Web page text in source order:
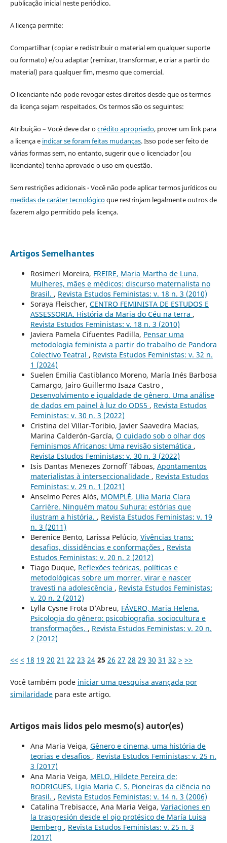
publicação inicial neste periódico.
A licença permite:
Compartilhar (copiar e redistribuir o material em qualquer suporte
ou formato) e/ou adaptar (remixar, transformar, e criar a partir do
material) para qualquer fim, mesmo que comercial.
O licenciante não pode revogar estes direitos desde que os termos
da licença sejam respeitados. Os termos são os seguintes:
Atribuição – Você deve dar ocrédito apropriado, prover um link para
a licença e indicar se foram feitas mudanças. Isso pode ser feito de
várias formas sem, no entanto, sugerir que o licenciador (ou
licenciante) tenha aprovado o uso em questão.
Sem restrições adicionais - Você não pode aplicar termos jurídicos ou
medidas de caráter tecnológicoque restrinjam legalmente outros de
fazerem algo permitido pela licença.
Artigos Semelhantes
Rosimeri Moreira, FREIRE, Maria Martha de Luna.
Mulheres, mães e médicos: discurso maternalista no
Brasil. , Revista Estudos Feministas: v. 18 n. 3 (2010)
Soraya Fleischer, CENTRO FEMINISTA DE ESTUDOS E
ASSESSORIA. História da Maria do Céu na terra ,
Revista Estudos Feministas: v. 18 n. 3 (2010)
Javiera Pamela Cifuentes Padilla, Pensar uma
metodologia feminista a partir do trabalho de Pandora
Colectivo Teatral , Revista Estudos Feministas: v. 32 n.
1 (2024)
Suelen Emilia Castiblanco Moreno, María Inés Barbosa
Camargo, Jairo Guillermo Isaza Castro ,
Desenvolvimento e igualdade de gênero. Uma análise
de dados em painel à luz do ODS5 , Revista Estudos
Feministas: v. 30 n. 3 (2022)
Cristina del Villar-Toribio, Javier Saavedra Macias,
Marina Calderón-García, O cuidado sob o olhar dos
Feminismos Africanos: Uma revisão sistemática ,
Revista Estudos Feministas: v. 30 n. 3 (2022)
Isis Dantas Menezes Zornoff Táboas, Apontamentos
materialistas à interseccionalidade , Revista Estudos
Feministas: v. 29 n. 1 (2021)
Anselmo Peres Alós, MOMPLÉ, Lília Maria Clara
Carrière. Ninguém matou Suhura: estórias que
ilustram a história. , Revista Estudos Feministas: v. 19
n. 3 (2011)
Berenice Bento, Larissa Pelúcio, Vivências trans:
desafios, dissidências e conformações , Revista
Estudos Feministas: v. 20 n. 2 (2012)
Tiago Duque, Reflexões teóricas, políticas e
metodológicas sobre um morrer, virar e nascer
travesti na adolescência , Revista Estudos Feministas:
v. 20 n. 2 (2012)
Lylla Cysne Frota D’Abreu, FÁVERO, Maria Helena.
Psicologia do gênero: psicobiografia, sociocultura e
transformações. , Revista Estudos Feministas: v. 20 n.
2 (2012)
<< < 18 19 20 21 22 23 24 25 26 27 28 29 30 31 32 > >>
Você também pode iniciar uma pesquisa avançada por
similaridadepara este artigo.
Artigos mais lidos pelo mesmo(s) autor(es)
Ana Maria Veiga, Gênero e cinema, uma história de
teorias e desafios , Revista Estudos Feministas: v. 25 n.
3 (2017)
Ana Maria Veiga, MELO, Hildete Pereira de;
RODRIGUES, Lígia Maria C. S. Pioneiras da ciência no
Brasil. , Revista Estudos Feministas: v. 14 n. 3 (2006)
Catalina Trebisacce, Ana Maria Veiga, Variaciones en
la trasgresión desde el ojo protésico de María Luisa
Bemberg , Revista Estudos Feministas: v. 25 n. 3
(2017)